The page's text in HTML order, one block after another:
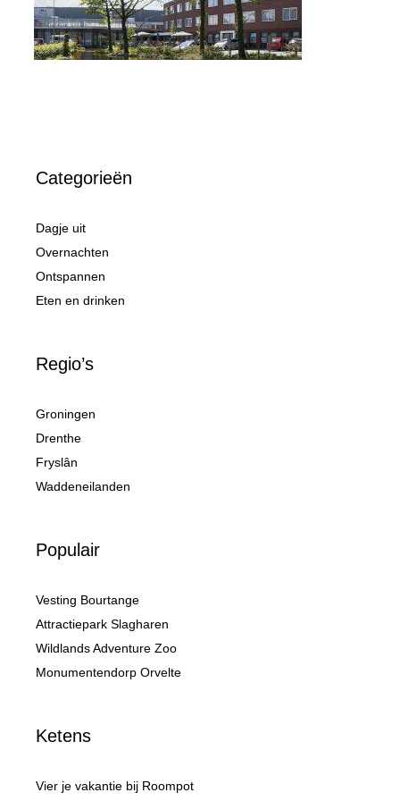
Categorieën
Dagje uit
Overnachten
Ontspannen
Eten en drinken
Regio’s
Groningen
Drenthe
Fryslân
Waddeneilanden
Populair
Vesting Bourtange
Attractiepark Slagharen
Wildlands Adventure Zoo
Monumentendorp Orvelte
Ketens
Vier je vakantie bij Roompot